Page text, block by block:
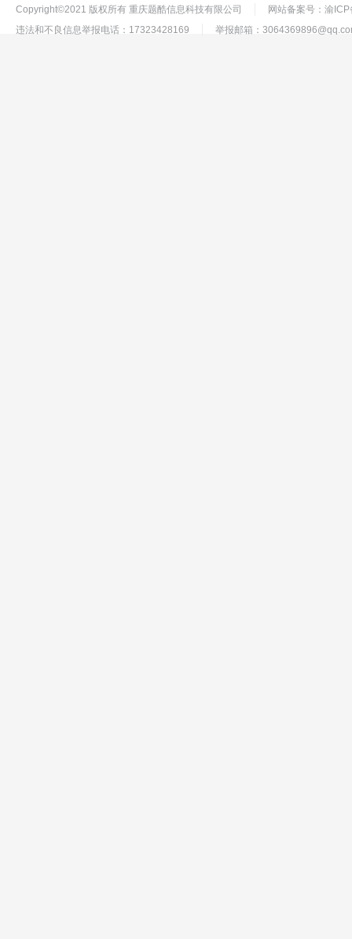
Copyright©2021 版权所有 重庆题酷信息科技有限公司
网站备案号：渝
违法和不良信息举报电话：17323428169
举报邮箱：